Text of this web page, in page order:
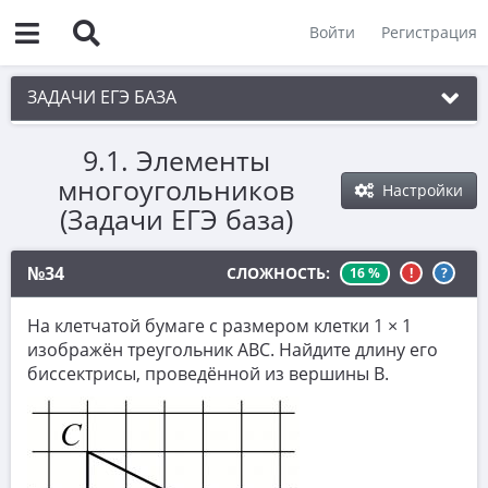
Войти Регистрация
ЗАДАЧИ ЕГЭ БАЗА
1. Простые текстовые задачи
2. Величины и значения
3. Графики, диаграммы, таблицы
4. Вычисления по формуле
5. Теория вероятностей
6. Выбор подходящих вариантов
7. Функции и производные
8. Выбор утверждений
9. Фигуры на квадратной решетке.
Настройки
9.1. Элементы
многоугольников
(Задачи ЕГЭ база)
№34 СЛОЖНОСТЬ: 16 % ! ?
На клетчатой бумаге с размером клетки 1 × 1
изображён треугольник ABC. Найдите длину его
биссектрисы, проведённой из вершины B.